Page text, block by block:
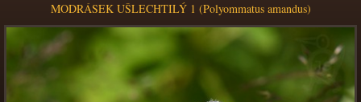
MODRÁSEK UŠLECHTILÝ 1 (Polyommatus amandus)